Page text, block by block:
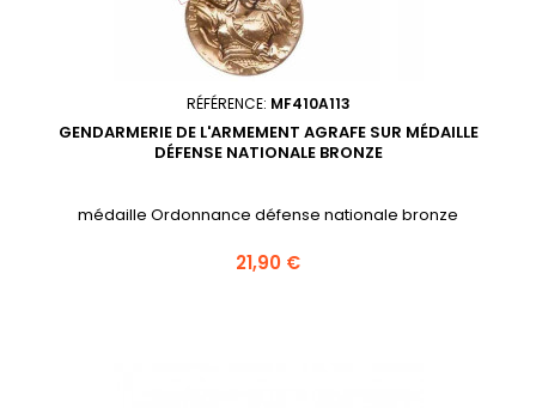
RÉFÉRENCE: MF410A113
GENDARMERIE DE L'ARMEMENT AGRAFE SUR MÉDAILLE
DÉFENSE NATIONALE BRONZE
médaille Ordonnance défense nationale bronze
Prix
21,90 €